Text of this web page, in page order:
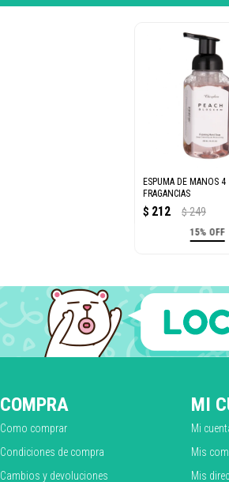
ESPUMA DE MANOS 4
FRAGANCIAS
$ 212 $ 249
15% OFF
COMPRA
Como comprar
Condiciones de compra
Cambios y devoluciones
MI
Mi
Mis
Mis